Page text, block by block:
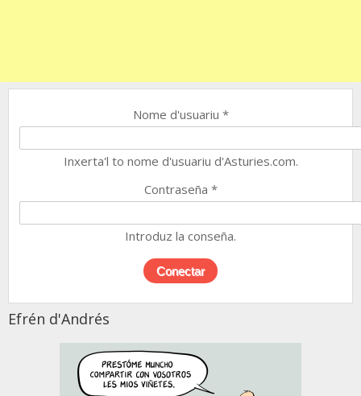
Nome d'usuariu *
Inxerta'l to nome d'usuariu d'Asturies.com.
Contraseña *
Introduz la conseña.
Efrén d'Andrés